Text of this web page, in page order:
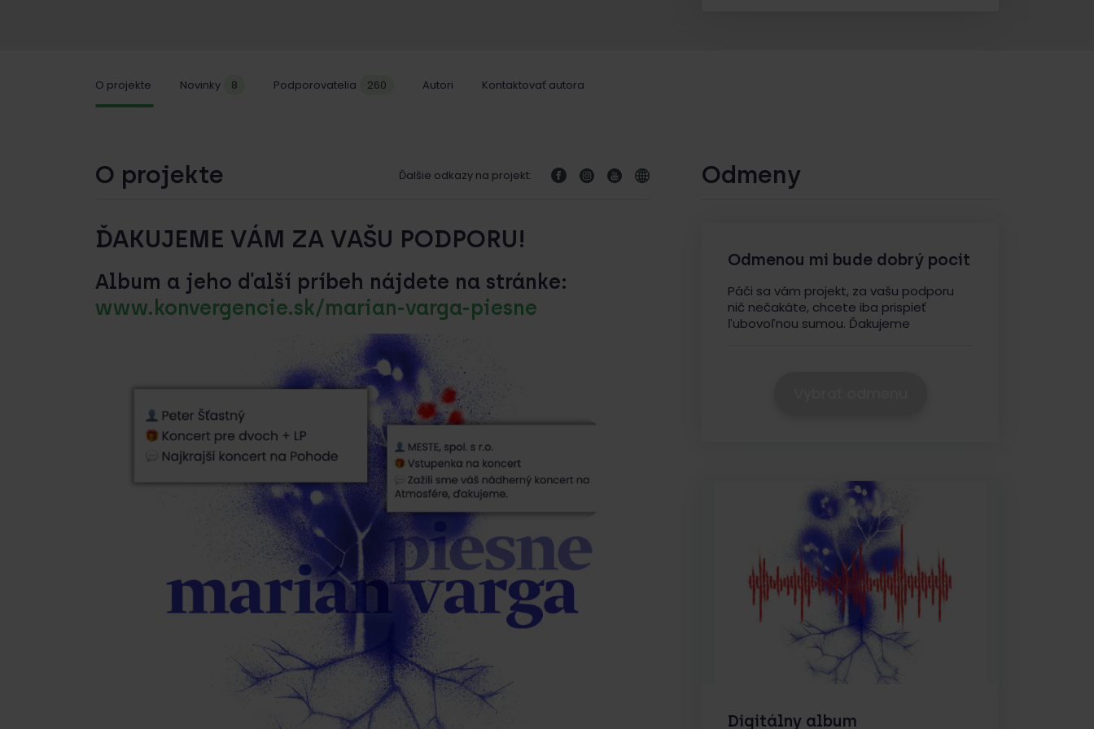
O projekte Novinky 8 Podporovatelia 260 Autori Kontaktovať autora
O projekte Ďalšie odkazy na projekt:
ĎAKUJEME VÁM ZA VAŠU PODPORU!
Album a jeho ďalší príbeh nájdete na stránke:
www.konvergencie.sk/marian-varga-piesne
Odmeny
Odmenou mi bude dobrý pocit
Páči sa vám projekt, za vašu podporu
nič nečakáte, chcete iba prispieť
ľubovoľnou sumou. Ďakujeme
Digitálny album